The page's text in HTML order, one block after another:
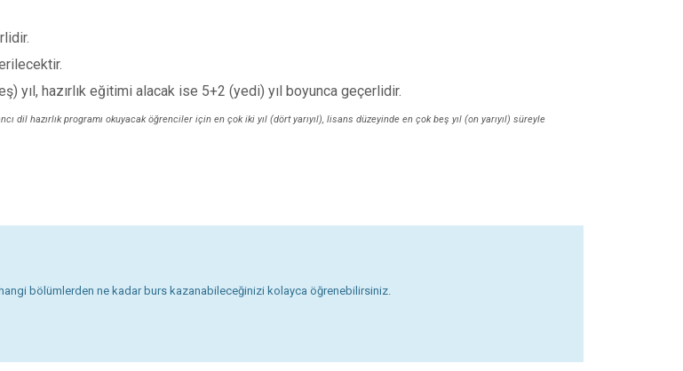
yıl, hazırlık eğitimi alacak ise 5+2 (yedi) yıl boyunca geçerlidir.
dil hazırlık programı okuyacak öğrenciler için en çok iki yıl (dört yarıyıl), lisans düzeyinde en çok beş yıl (on yarıyıl) süreyle
bölümlerden ne kadar burs kazanabileceğinizi kolayca öğrenebilirsiniz.